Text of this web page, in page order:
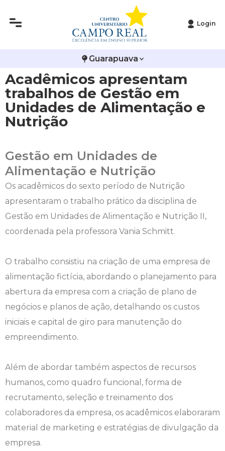
Login
Guarapuava
Acadêmicos apresentam
trabalhos de Gestão em
Unidades de Alimentação e
Nutrição
Gestão em Unidades de
Alimentação e Nutrição
Os acadêmicos do sexto período de Nutrição
apresentaram o trabalho prático da disciplina de
Gestão em Unidades de Alimentação e Nutrição II,
coordenada pela professora Vania Schmitt.
O trabalho consistiu na criação de uma empresa de
alimentação fictícia, abordando o planejamento para
abertura da empresa com a criação de plano de
negócios e planos de ação, detalhando os custos
iniciais e capital de giro para manutenção do
empreendimento.
Além de abordar também aspectos de recursos
humanos, como quadro funcional, forma de
recrutamento, seleção e treinamento dos
colaboradores da empresa, os acadêmicos elaboraram
material de marketing e estratégias de divulgação da
empresa.
Infraestrutura
Editais
Arquitetura e Urbanismo
Biomedicina
Ciências Contábeis
Enfermagem
Engenharia Agronômica
Engenharia Civil
Engenharia Mecânica
Farmácia
Medicina
Medicina Veterinária
Nutrição
Odontologia
Vestibular de Inverno
Vestibular de Medicina
2ª Via de Boleto
Atestado de Matrícula
Atividades Complementares e Sociais
Biblioteca
Calendário de Provas
Carteirinha de Estudante
Central de Estágios - TCC
Manual do Acadêmico
Manual de Formatura
Minha Biblioteca
Núcleo de Apoio Psicopedagógico
Ouvidoria
Plano de Ensino
Avalie a Campo Real
Bolsas e Incentivos
CPA
COLAP
Comitê de Ética em Pesquisa
Diploma Digital
Educação em Direitos Humanos
Infocampo
Intercampo
NAPP e NAPC
Portal do Egresso
Portal do RH
Programa de Monitoria